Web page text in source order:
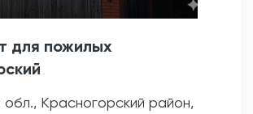
для пожилых
обл., Красногорский район,